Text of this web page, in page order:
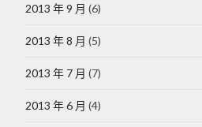
2013 年 9 月 (6)
2013 年 8 月 (5)
2013 年 7 月 (7)
2013 年 6 月 (4)